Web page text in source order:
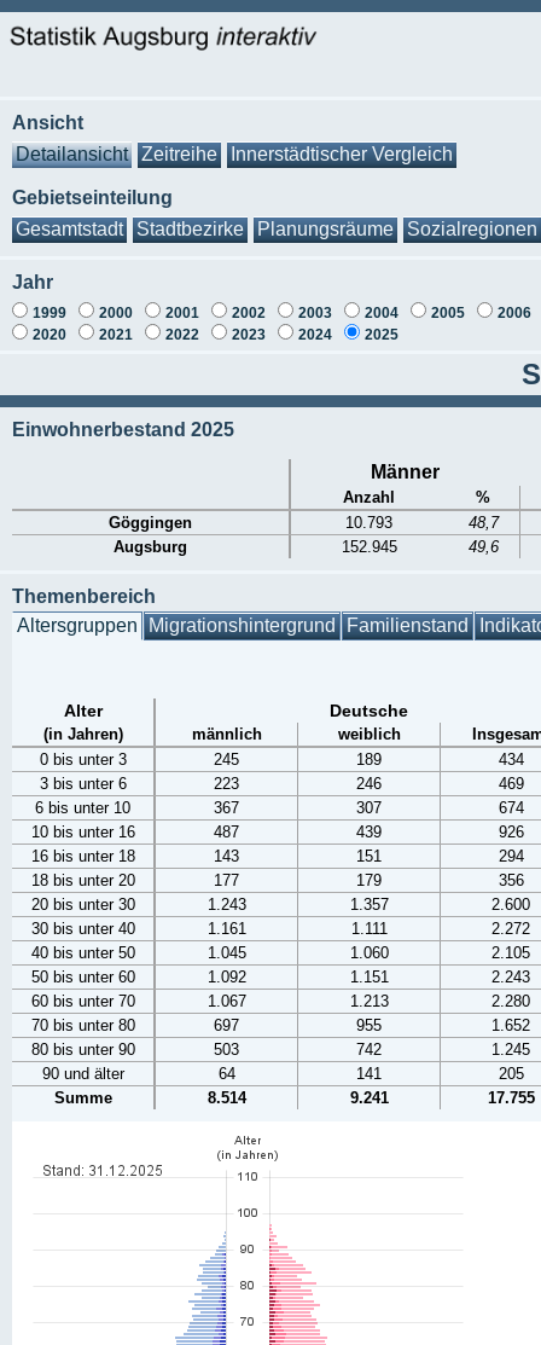
Ansicht
Detailansicht
Zeitreihe Innerstädtischer Vergleich
Gebietseinteilung
Gesamtstadt
Stadtbezirke Planungsräume Sozialregionen
Jahr
1999 2000 2001 2002 2003 2004 2005
2006
2020
2021 2022 2023 2024 2025
Einwohnerbestand 2025
Männer
Anzahl
%
Göggingen
10.793
48,7
Augsburg
152.945 49,6
Themenbereich
Altersgruppen Migrationshintergrund Familienstand
Alter Deutsche
(in Jahren) männlich weiblich
0 bis unter 3
245 189
434
3 bis unter 6
223 246
469
6 bis unter 10
367 307
674
10 bis unter 16
487 439
926
16 bis unter 18
143 151
294
18 bis unter 20
177 179
356
20 bis unter 30
1.243 1.357
2.600
30 bis unter 40
1.161 1.111
2.272
40 bis unter 50
1.045 1.060
2.105
50 bis unter 60
1.092 1.151
2.243
60 bis unter 70
1.067 1.213
2.280
70 bis unter 80
697 955
1.652
80 bis unter 90
503 742
1.245
90 und älter
64 141
205
Summe
8.514 9.241 17.755